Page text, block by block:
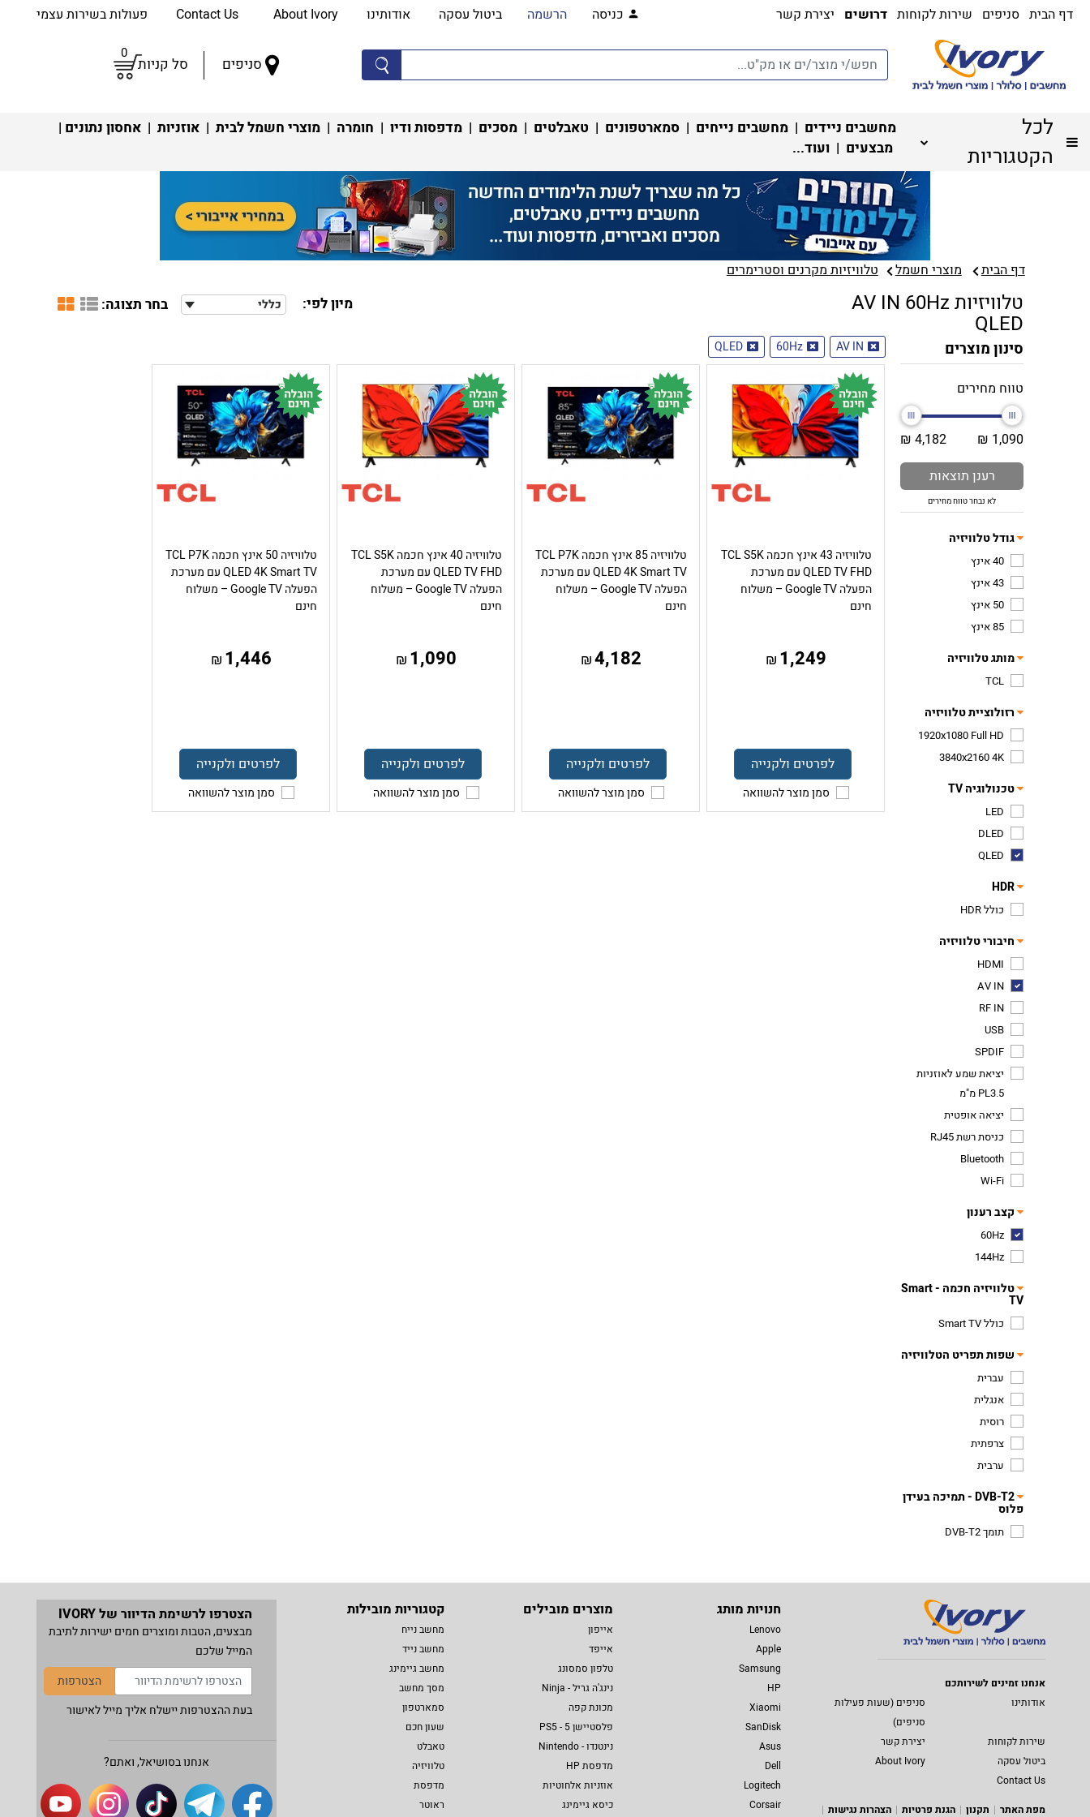
דף הבית סניפים שירות לקוחות דרושים יצירת קשר כניסה הרשמה ביטול עסקה אודותינו About Ivory פעולות בשירות עצמי
סניפים סל קניות
0
לכל
הקטגוריות
מחשבים ניידים | מחשבים נייחים | סמארטפונים | טאבלטים | מסכים | מדפסות ודיו | חומרה | מוצרי חשמל לבית | אוזניות | אחסון נתונים |
מבצעים | ועוד...
דף הבית מוצרי חשמל טלוויזיות מקרנים וסטרימרים‏
טלוויזיות AV IN 60Hz
QLED
מיון לפי: כללי בחר תצוגה:
סינון מוצרים
טווח מחירים
1,090 ₪
4,182 ₪
רענן תוצאות
לא נבחר טווח מחירים
גודל טלוויזיה
40 אינץ
43 אינץ
50 אינץ
85 אינץ
מותג טלוויזיה
TCL
רזולוציית טלוויזיה
1920x1080 Full HD
3840x2160 4K
טכנולוגיה TV
LED
DLED
QLED
HDR
כולל HDR
חיבורי טלוויזיה
HDMI
AV IN
RF IN
USB
SPDIF
יציאת שמע לאוזניות
PL3.5 מ"מ
יציאה אופטית
כניסת רשת RJ45
Bluetooth
Wi-Fi
קצב רענון
60Hz
144Hz
טלוויזיה חכמה - Smart
TV
כולל Smart TV
שפות תפריט הטלוויזיה
עברית
אנגלית
רוסית
צרפתית
ערבית
DVB-T2 - תמיכה בעידן
פלוס
תומך DVB-T2
AV IN
60Hz
QLED
טלוויזיה 43 אינץ חכמה TCL S5K
QLED TV FHD עם מערכת
הפעלה Google TV – משלוח
חינם
1,249
₪
לפרטים ולקנייה
סמן מוצר להשוואה
טלוויזיה 85 אינץ חכמה TCL P7K
QLED 4K Smart TV עם מערכת
הפעלה Google TV – משלוח
חינם
4,182
₪
לפרטים ולקנייה
סמן מוצר להשוואה
טלוויזיה 40 אינץ חכמה TCL S5K
QLED TV FHD עם מערכת
הפעלה Google TV – משלוח
חינם
1,090
₪
לפרטים ולקנייה
סמן מוצר להשוואה
טלוויזיה 50 אינץ חכמה TCL P7K
QLED 4K Smart TV עם מערכת
הפעלה Google TV – משלוח
חינם
1,446
₪
לפרטים ולקנייה
סמן מוצר להשוואה
אנחנו זמינים לשירותכם
אודותינו
סניפים (שעות פעילות
סניפים)
שירות לקוחות
יצירת קשר
ביטול עסקה
About Ivory
Contact Us
מפת האתר
תקנון הגנת פרטיות הצהרות נגישות
חנויות מותג
Lenovo
Apple
Samsung
HP
Xiaomi
SanDisk
Asus
Dell
Logitech
Corsair
מוצרים מובילים
אייפון
אייפד
טלפון סמסונג
נינג'ה גריל - Ninja
מכונת קפה
פלסטיישן 5 - PS5
נינטנדו - Nintendo
מדפסת HP
אוזניות אלחוטיות
כיסא גיימינג
קטגוריות מובילות
מחשב נייח
מחשב נייד
מחשב גיימינג
מסך מחשב
סמארטפון
שעון חכם
טאבלט
טלוויזיה
מדפסת
ראוטר
הצטרפו לרשימת הדיוור של IVORY
מבצעים, הטבות ומוצרים חמים ישירות לתיבת
המייל שלכם
הצטרפות
בעת ההצטרפות יישלח אליך מייל לאישור
אנחנו בסושיאל, ואתם?